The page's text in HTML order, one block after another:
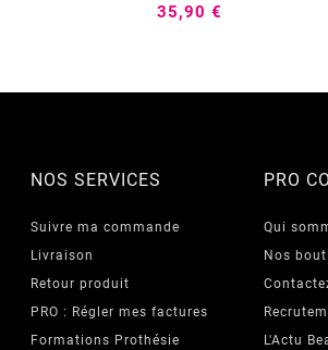
35,90 €
NOS SERVICES
Suivre ma commande
Livraison
Retour produit
PRO : Régler mes factures
Formations Prothésie
PRO
Qui
Nos
L'Actu